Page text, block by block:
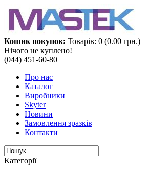
Кошик покупок: Товарів: 0 (0.00 грн.)
Нічого не куплено!
(044) 451-60-80
Про нас
Каталог
Виробники
Skyter
Новини
Замовлення зразків
Контакти
Категорії